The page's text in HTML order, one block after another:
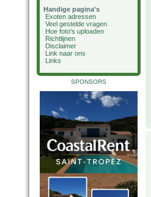
Handige pagina's
Exoten adressen
Veel gestelde vragen
Hoe foto's uploaden
Richtlijnen
Disclaimer
Link naar ons
Links
SPONSORS